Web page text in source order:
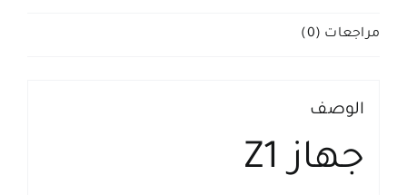
مراجعات (0)
الوصف
جهاز Z1